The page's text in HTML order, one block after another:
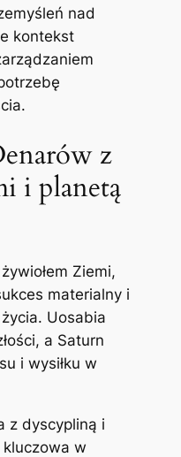
nad
kontekst
z
i planetą
Ziemi,
materialny i
Uosabia
a Saturn
i wysiłku w
z dyscypliną i
w